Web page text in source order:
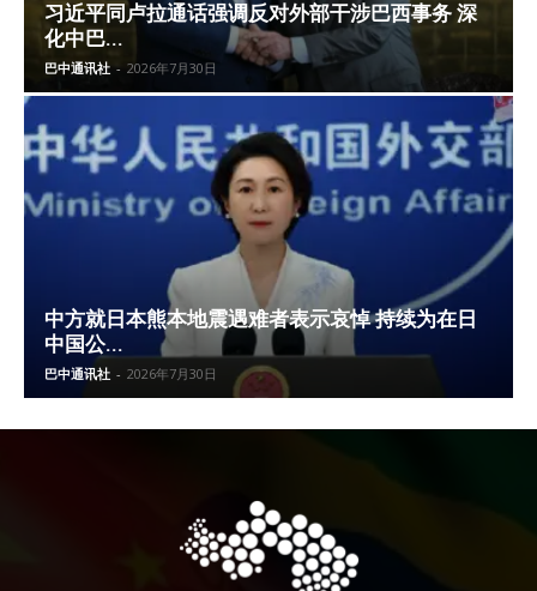
习近平同卢拉通话强调反对外部干涉巴西事务 深
化中巴...
巴中通讯社 - 2026年7月30日
中方就日本熊本地震遇难者表示哀悼 持续为在日
中国公...
巴中通讯社 - 2026年7月30日